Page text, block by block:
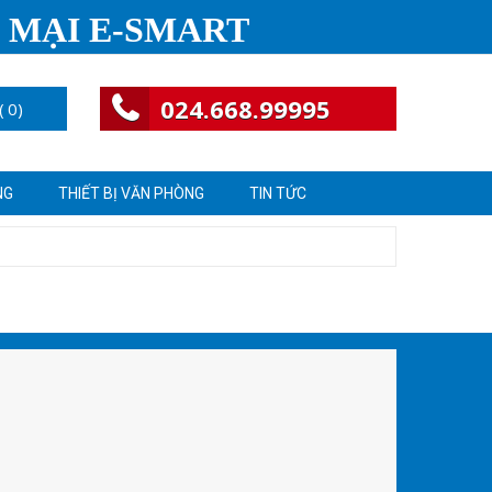
MẠI E-SMART
( 0) 024.668.99995
THIẾT BỊ VĂN PHÒNG TIN TỨC